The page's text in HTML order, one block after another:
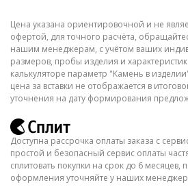
Цена указана ориентировочной и не
офертой, для точного расчёта,
нашим менеджерам, с учётом ваших
размеров, пробы изделия и характеристик
калькуляторе параметр "Камень в
цена за вставки не отображается в
уточнения на дату формирования
Доступна рассрочка оплаты заказа с
простой и безопасный сервис оплаты
сплитовать покупки на срок до 6 месяцев,
оформления уточняйте у наших